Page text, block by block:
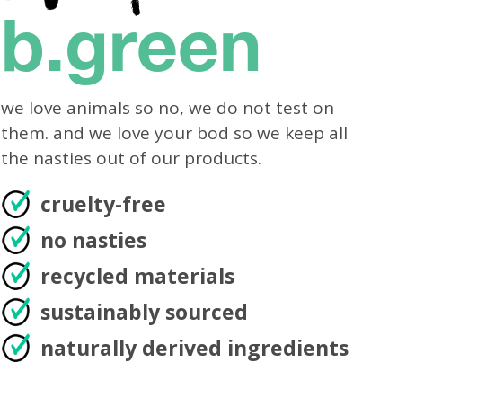
b.green
we love animals so no, we do not test on
them. and we love your bod so we keep all
the nasties out of our products.
cruelty-free
no nasties
recycled materials
sustainably sourced
naturally derived ingredients